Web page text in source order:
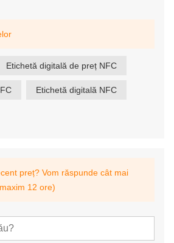
Etichetă digitală de preț NFC
Etichetă digitală NFC
preț? Vom răspunde cât mai
12 ore)